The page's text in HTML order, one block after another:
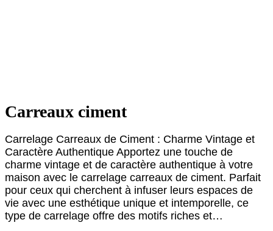
Carreaux ciment
Carrelage Carreaux de Ciment : Charme Vintage et
Caractère Authentique Apportez une touche de
charme vintage et de caractère authentique à votre
maison avec le carrelage carreaux de ciment. Parfait
pour ceux qui cherchent à infuser leurs espaces de
vie avec une esthétique unique et intemporelle, ce
type de carrelage offre des motifs riches et…